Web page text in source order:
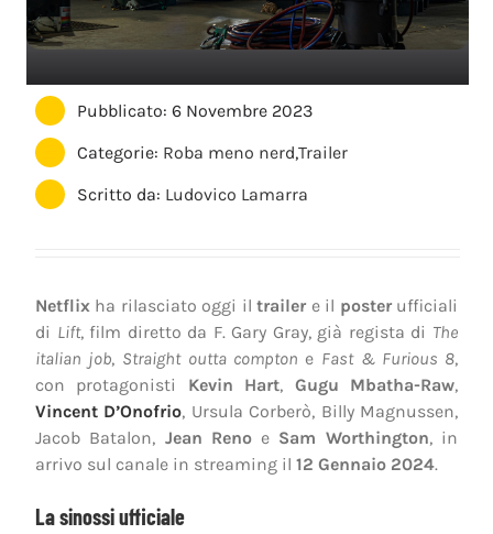
Pubblicato: 6 Novembre 2023
Categorie: Roba meno nerd,Trailer
Scritto da: Ludovico Lamarra
Netflix ha rilasciato oggi iltrailer e il posterufficiali
di Lift, film diretto da F. Gary Gray, già regista di The
italian job, Straight outta compton e Fast & Furious 8,
con protagonisti Kevin Hart, Gugu Mbatha-Raw,
Vincent D’Onofrio, Ursula Corberò, Billy Magnussen,
Jacob Batalon, Jean Renoe Sam Worthington, in
arrivo sul canale in streaming il 12 Gennaio 2024.
La sinossi ufficiale